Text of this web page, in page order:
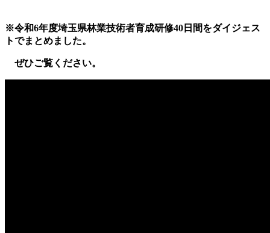
※令和6年度埼玉県林業技術者育成研修40日間をダイジェス
トでまとめました。
ぜひご覧ください。